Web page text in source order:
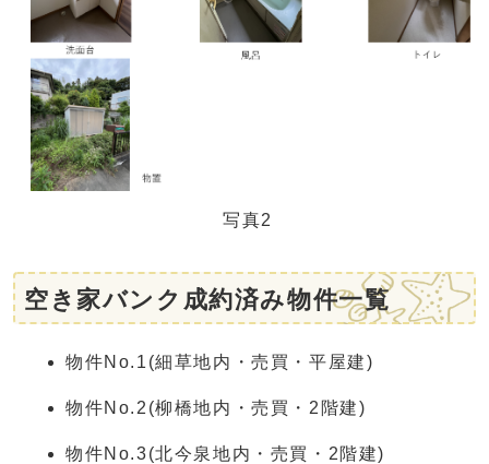
写真2
空き家バンク成約済み物件一覧
物件No.1(細草地内・売買・平屋建)
物件No.2(柳橋地内・売買・2階建)
物件No.3(北今泉地内・売買・2階建)